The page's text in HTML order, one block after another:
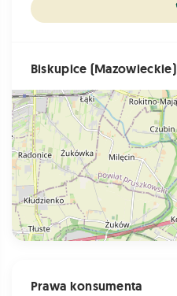
Biskupice (Mazowieckie)
Prawa konsumenta